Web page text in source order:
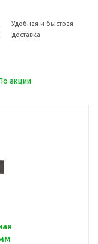
Удобная и быстрая
доставка
акции